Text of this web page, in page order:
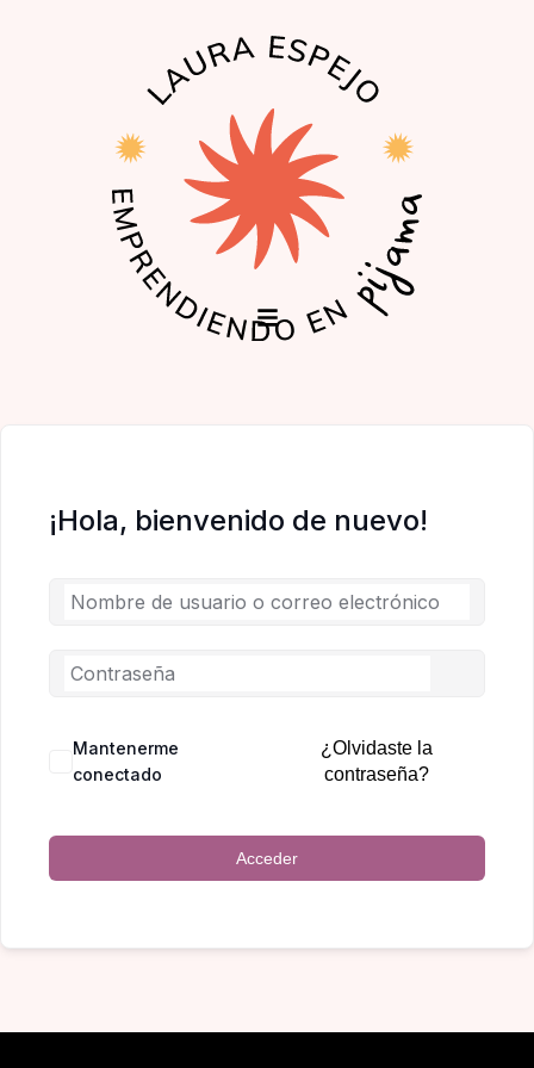
¡Hola, bienvenido de nuevo!
Mantenerme
conectado
¿Olvidaste la
contraseña?
Acceder